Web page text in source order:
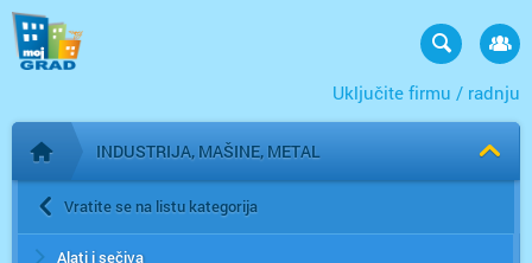
Uključite firmu / radnju
Početna stranica
INDUSTRIJA, MAŠINE, METAL
Vratite se na listu kategorija
Alati i sečiva